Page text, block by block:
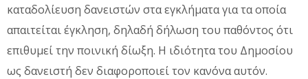
καταδολίευση δανειστών στα εγκλήματα για τα οποία
απαιτείται έγκληση, δηλαδή δήλωση του παθόντος ότι
επιθυμεί την ποινική δίωξη. Η ιδιότητα του Δημοσίου
ως δανειστή δεν διαφοροποιεί τον κανόνα αυτόν.